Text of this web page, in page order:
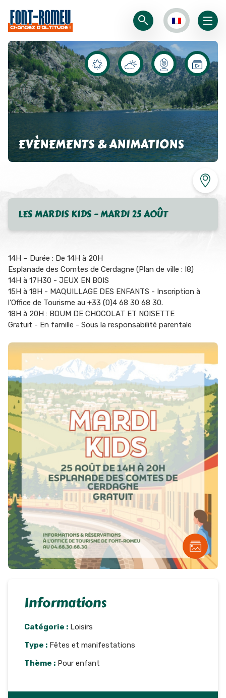
EVÈNEMENTS & ANIMATIONS
LES MARDIS KIDS – MARDI 25 AOÛT
14H – Durée : De 14H à 20H
Esplanade des Comtes de Cerdagne (Plan de ville : I8)
14H à 17H30 - JEUX EN BOIS
15H à 18H - MAQUILLAGE DES ENFANTS - Inscription à
l’Office de Tourisme au +33 (0)4 68 30 68 30.
18H à 20H : BOUM DE CHOCOLAT ET NOISETTE
Gratuit - En famille - Sous la responsabilité parentale
Informations
Catégorie : Loisirs
Type : Fêtes et manifestations
Thème : Pour enfant